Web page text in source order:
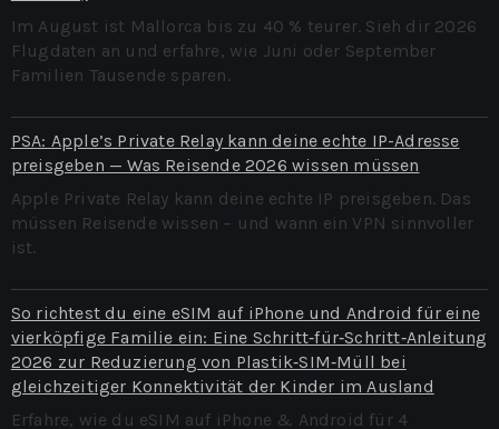
Im August ist Mallorca bis zu 40 % teurer. Sieh dir 2026
Flugdaten an und erfahre, wie Juni oder September
Familien Tausende sparen.
PSA: Apple’s Private Relay kann deine echte IP-Adresse
preisgeben — Was Reisende 2026 wissen müssen
Apple Private Relay kann deine echte IP preisgeben. Das
müssen Reisende wissen – und wann ein VPN sinnvoller
ist.
So richtest du eine eSIM auf iPhone und Android für eine
vierköpfige Familie ein: Eine Schritt‑für‑Schritt‑Anleitung
2026 zur Reduzierung von Plastik‑SIM‑Müll bei
gleichzeitiger Konnektivität der Kinder im Ausland
Erfahre, wie du eSIM auf iPhone & Android für 4